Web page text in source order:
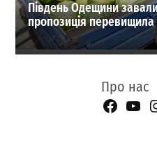
Південь Одещини
пропозиція перевищила
Про нас